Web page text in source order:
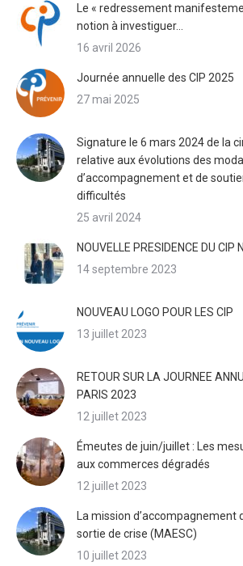
Le « redressement
notion à investiguer…
16 avril 2026
Journée annuelle des CIP 2025
27 mai 2025
Signature le 6 mars 2024 de la
relative aux évolutions des
d’accompagnement et de
difficultés
25 avril 2024
NOUVELLE PRESIDENCE DU CIP
14 septembre 2023
NOUVEAU LOGO POUR LES CIP
13 juillet 2023
RETOUR SUR LA JOURNEE
PARIS 2023
12 juillet 2023
Émeutes de juin/juillet : Les
aux commerces dégradés
12 juillet 2023
La mission d’accompagnement
sortie de crise (MAESC)
10 juillet 2023